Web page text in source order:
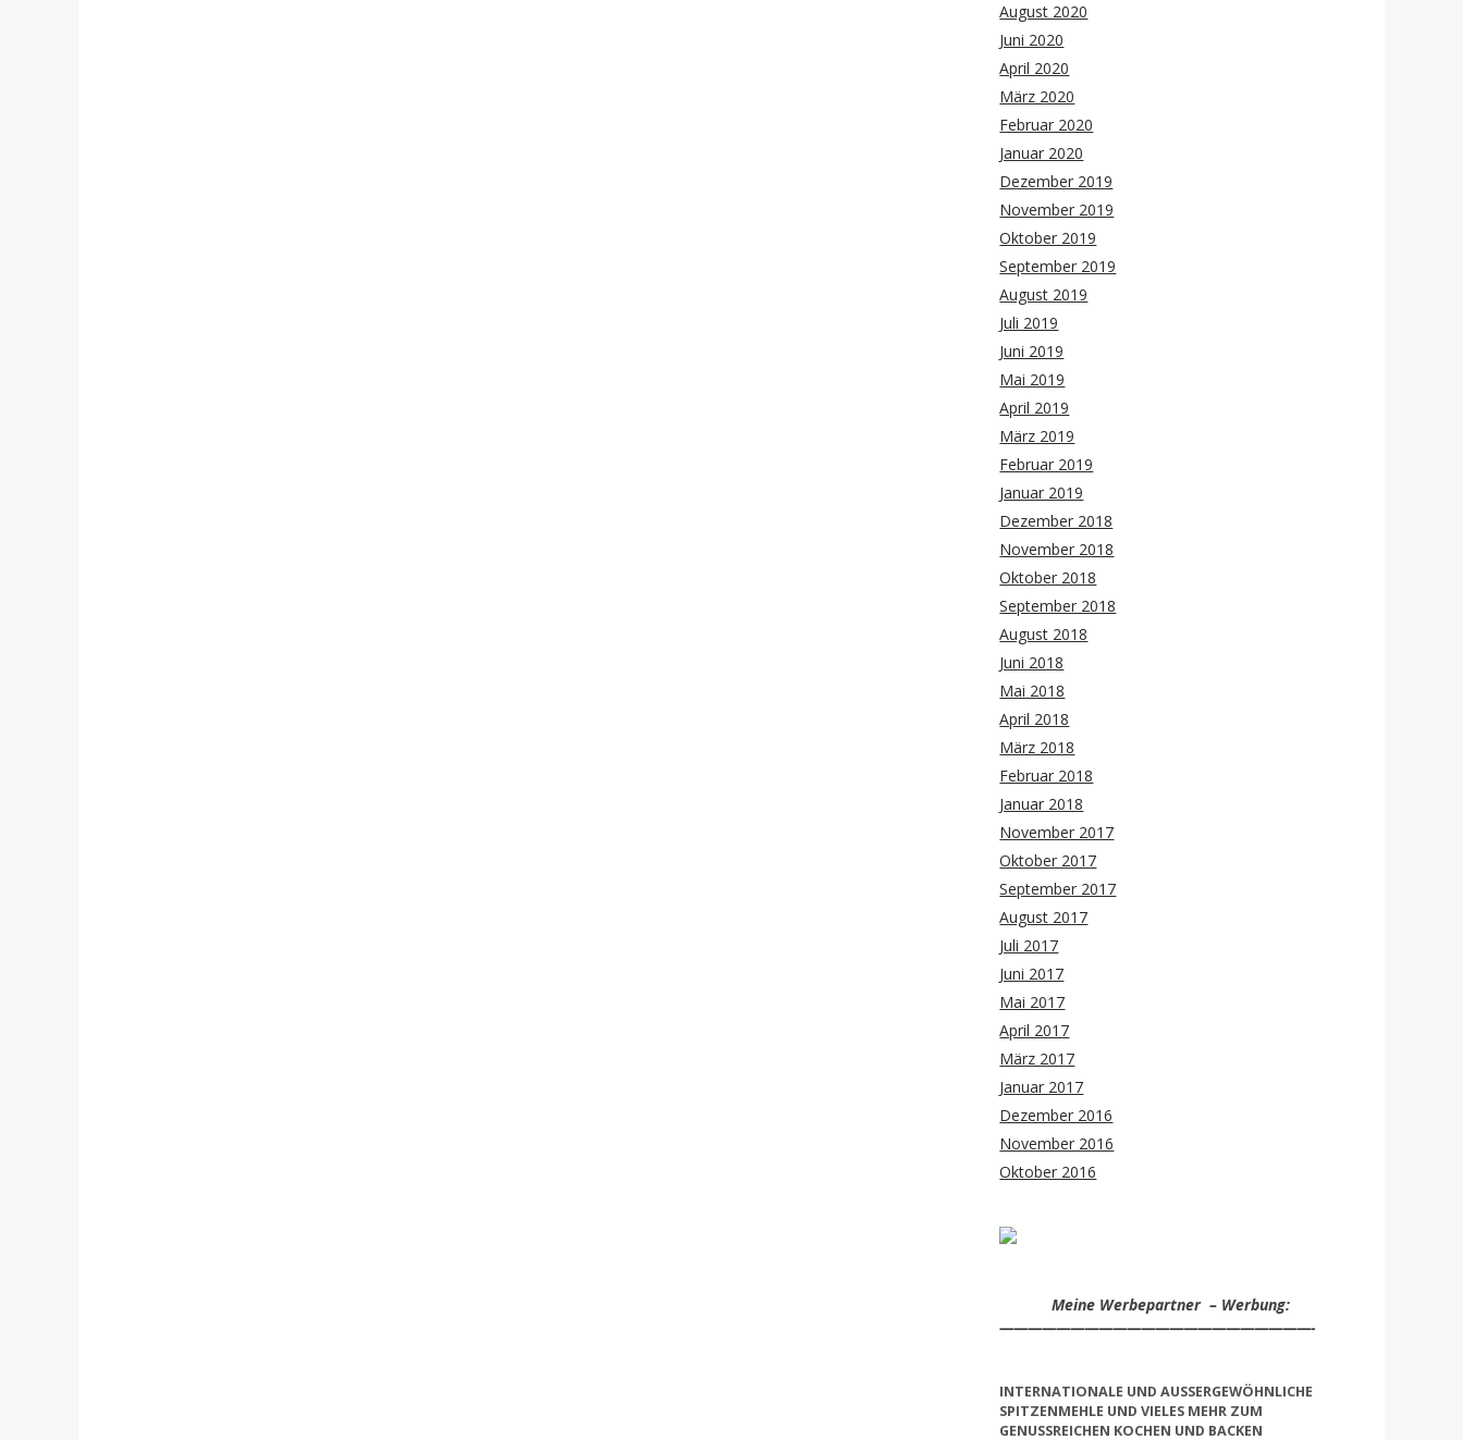
August 2020
Juni 2020
April 2020
März 2020
Februar 2020
Januar 2020
Dezember 2019
November 2019
Oktober 2019
September 2019
August 2019
Juli 2019
Juni 2019
Mai 2019
April 2019
März 2019
Februar 2019
Januar 2019
Dezember 2018
November 2018
Oktober 2018
September 2018
August 2018
Juni 2018
Mai 2018
April 2018
März 2018
Februar 2018
Januar 2018
November 2017
Oktober 2017
September 2017
August 2017
Juli 2017
Juni 2017
Mai 2017
April 2017
März 2017
Januar 2017
Dezember 2016
November 2016
Oktober 2016
Meine Werbepartner – Werbung:
——————————————————————-
INTERNATIONALE UND AUSSERGEWÖHNLICHE S
PITZENMEHLE UND VIELES MEHR ZUM G
ENUSSREICHEN KOCHEN UND BACKEN